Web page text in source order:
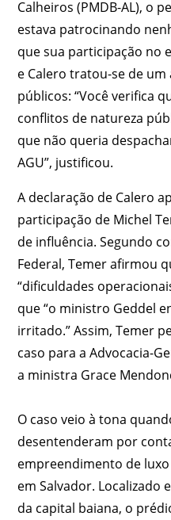
Calheiros (PMDB-AL), o
estava patrocinando
que sua participação no
e Calero tratou-se de
públicos: “Você verifica
conflitos de natureza
que não queria
AGU”, justificou.
A declaração de Calero
participação de Michel
de influência. Segundo
Federal, Temer afirmou
“dificuldades
que “o ministro Geddel
irritado.” Assim, Temer
caso para a Advocacia-
a ministra Grace
O caso veio à tona
desentenderam por
empreendimento de luxo
em Salvador. Localizado
da capital baiana, o